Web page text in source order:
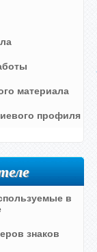
материала
профиля
в
знаков